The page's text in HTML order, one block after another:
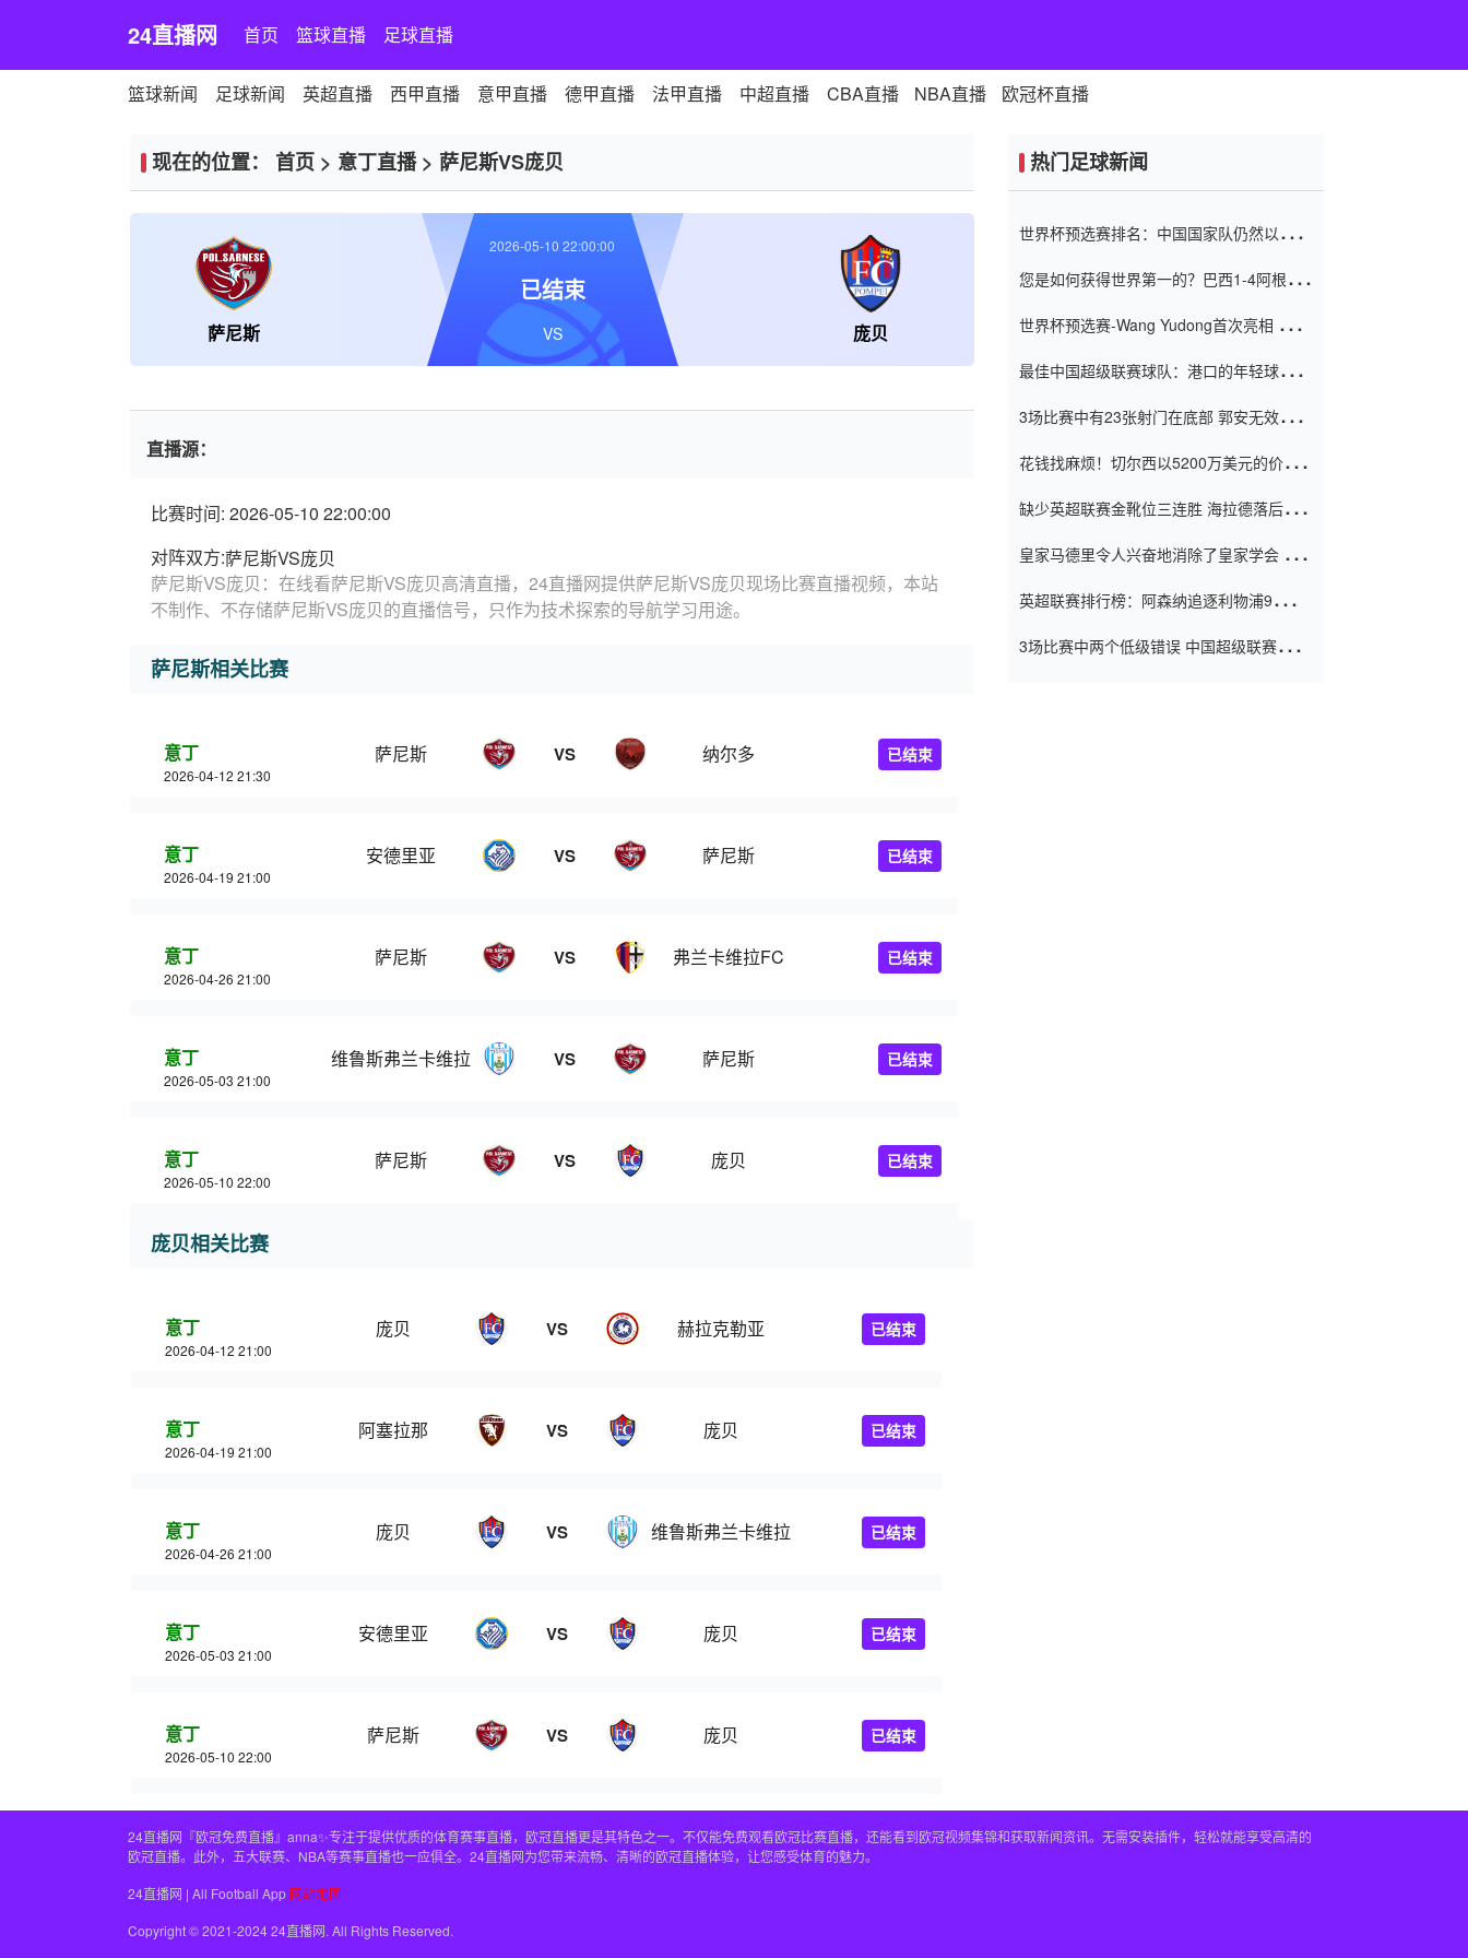
24直播网 首页 篮球直播 足球直播
篮球新闻 足球新闻 英超直播 西甲直播 意甲直播 德甲直播 法甲直播 中超直播 CBA直播 NBA直播 欧冠杯直播
现在的位置： 首页 > 意丁直播> 萨尼斯VS庞贝
萨尼斯 庞贝
2026-05-10 22:00:00
已结束
VS
直播源：
比赛时间: 2026-05-10 22:00:00
对阵双方:萨尼斯VS庞贝
萨尼斯VS庞贝：在线看萨尼斯VS庞贝高清直播，24直播网提供萨尼斯VS庞贝现场比赛直播视频，本站
不制作、不存储萨尼斯VS庞贝的直播信号，只作为技术探索的导航学习用途。
萨尼斯相关比赛
意丁
2026-04-12 21:30
萨尼斯 VS 纳尔多 已结束
意丁
2026-04-19 21:00
安德里亚 VS 萨尼斯 已结束
意丁
2026-04-26 21:00
萨尼斯 VS 弗兰卡维拉FC 已结束
意丁
2026-05-03 21:00
维鲁斯弗兰卡维拉 VS 萨尼斯 已结束
意丁
2026-05-10 22:00
萨尼斯 VS 庞贝 已结束
庞贝相关比赛
意丁
2026-04-12 21:00
庞贝 VS 赫拉克勒亚 已结束
意丁
2026-04-19 21:00
阿塞拉那 VS 庞贝 已结束
意丁
2026-04-26 21:00
庞贝 VS 维鲁斯弗兰卡维拉 已结束
意丁
2026-05-03 21:00
安德里亚 VS 庞贝 已结束
意丁
2026-05-10 22:00
萨尼斯 VS 庞贝 已结束
热门足球新闻
世界杯预选赛排名：中国国家队仍然以6分
您是如何获得世界第一的？巴西1-4阿根
世界杯预选赛-Wang Yudong首次亮相 中国
最佳中国超级联赛球队：港口的年轻球员在
（Taishan）
3场比赛中有23张射门在底部 郭安无效传球
花钱找麻烦！切尔西以5200万美元的价格
窗口
缺少英超联赛金靴位三连胜 海拉德落后6球
皇家马德里令人兴奋地消除了皇家学会 安
英超联赛排行榜：阿森纳追逐利物浦9分 曼
3场比赛中两个低级错误 中国超级联赛的前
24直播网『欧冠免费直播』anna✨专注于提供优质的体育赛事直播，欧冠直播更是其特色之一。不仅能免费观看欧冠比赛直播，还能看到欧冠视频集锦和获取新闻资讯。无需安装插件，轻松就能享受高清的
欧冠直播。此外，五大联赛、NBA等赛事直播也一应俱全。24直播网为您带来流畅、清晰的欧冠直播体验，让您感受体育的魅力。
24直播网 | All Football App 网站地图
Copyright © 2021-2024 24直播网. All Rights Reserved.